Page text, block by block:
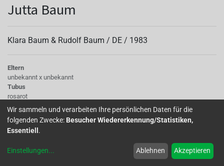
Jutta Baum
Klara Baum & Rudolf Baum / DE / 1983
Eltern
unbekannt x unbekannt
Tubus
rosarot
Sepalen
rosarot
Korolle/Petalen
rosarot-violett
hellgrün
Wir sammeln und verarbeiten Ihre persönlichen Daten für die
folgenden Zwecke: Besucher Wiedererkennung/Statistiken,
Essentiell .
Einstellungen... Ablehnen Akzeptieren